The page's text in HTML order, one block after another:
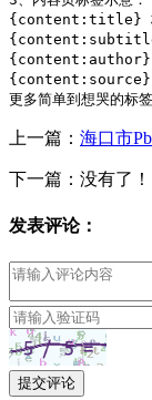
{content:title}
{content:author}
{content:source}
更多简单到想哭的标
上一篇： 海口市
下一篇：没有了！
发表评论：
提交评论